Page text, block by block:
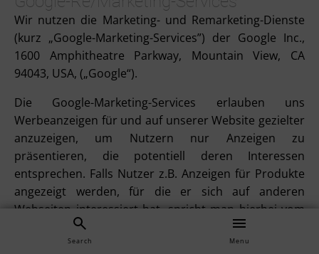
Search Menu
Wir nutzen die Marketing- und Remarketing-Dienste
(kurz „Google-Marketing-Services”) der Google Inc.,
1600 Amphitheatre Parkway, Mountain View, CA
94043, USA, („Google“).
Die Google-Marketing-Services erlauben uns
Werbeanzeigen für und auf unserer Website gezielter
anzuzeigen, um Nutzern nur Anzeigen zu
präsentieren, die potentiell deren Interessen
entsprechen. Falls Nutzer z.B. Anzeigen für Produkte
angezeigt werden, für die er sich auf anderen
Webseiten interessiert hat, spricht man hierbei vom
„Remarketing“. Zu diesen Zwecken wird bei Aufruf
unserer und anderer Webseiten, auf denen Google-